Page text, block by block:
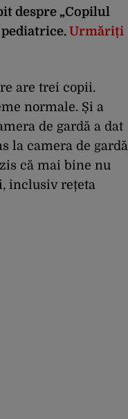
despre „Copilul
Urmăriți
are trei copii.
normale. Și a
de gardă a dat
la camera de gardă
că mai bine nu
inclusiv rețeta